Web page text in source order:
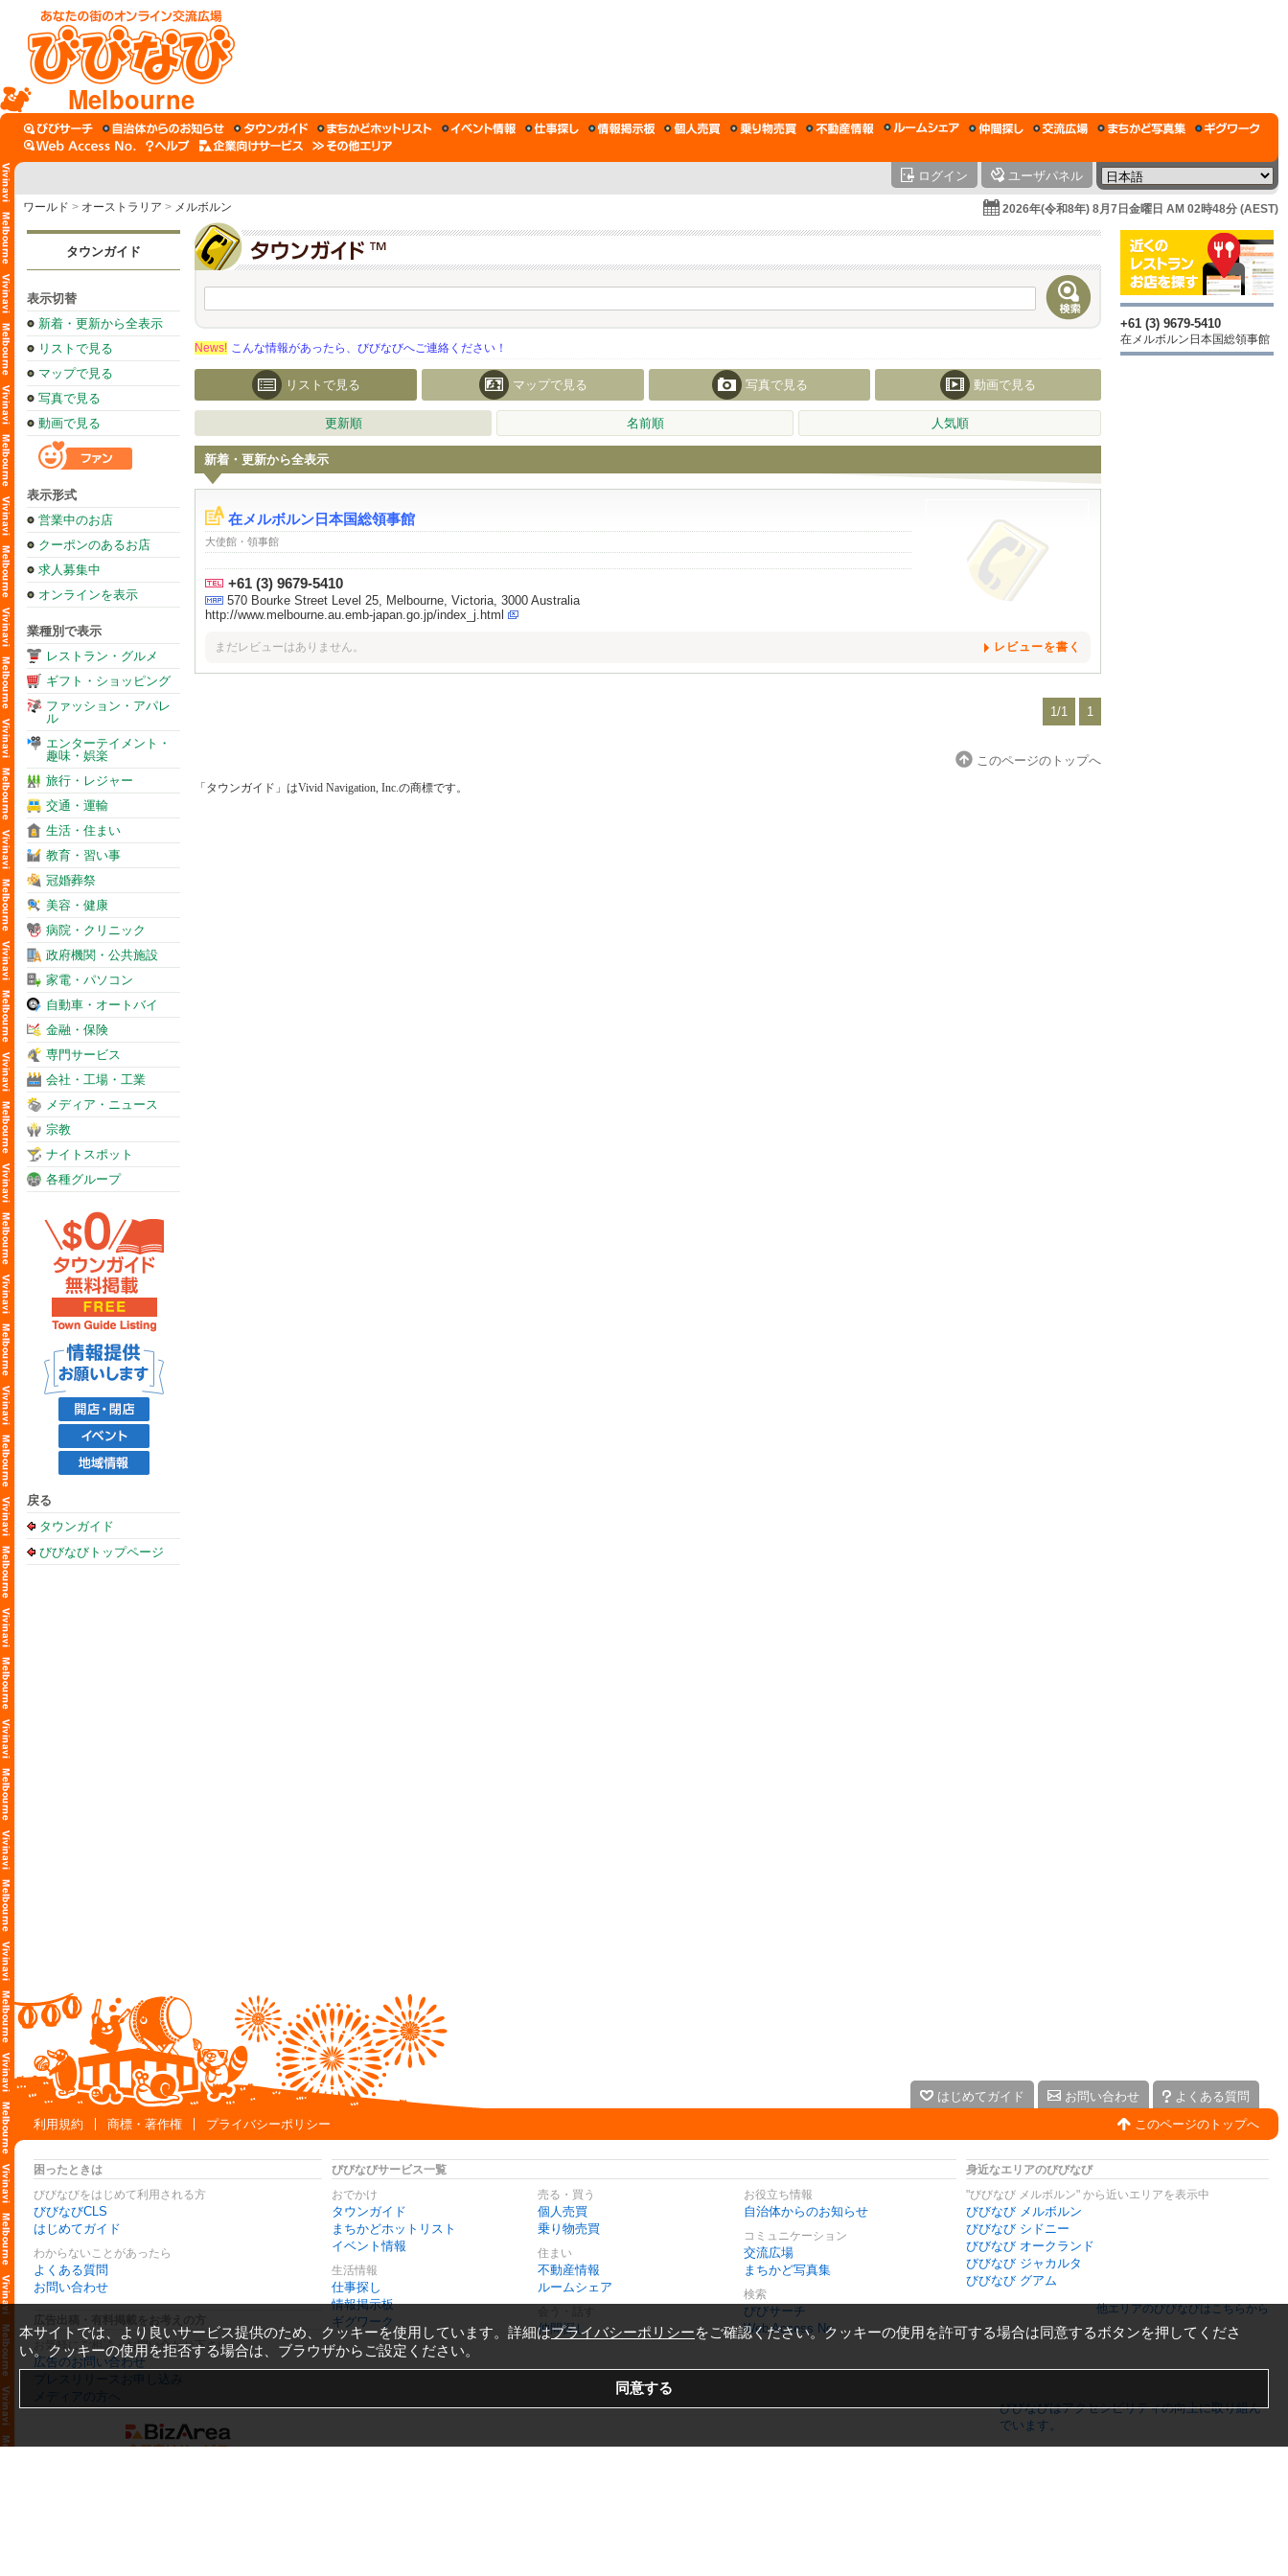
Melbourne
ログイン ユーザパネル
ワールド > オーストラリア > メルボルン 2026年(令和8年) 8月7日金曜日 AM 02時48分 (AEST)
タウンガイド
表示切替
新着・更新から全表示
リストで見る
マップで見る
写真で見る
動画で見る
表示形式
営業中のお店
クーポンのあるお店
求人募集中
オンラインを表示
業種別で表示
レストラン・グルメ
ギフト・ショッピング
ファッション・アパレ
ル
エンターテイメント・
趣味・娯楽
旅行・レジャー
交通・運輸
生活・住まい
教育・習い事
冠婚葬祭
美容・健康
病院・クリニック
政府機関・公共施設
家電・パソコン
自動車・オートバイ
金融・保険
専門サービス
会社・工場・工業
メディア・ニュース
宗教
ナイトスポット
各種グループ
戻る
タウンガイド
びびなびトップページ
News! こんな情報があったら、びびなびへご連絡ください！
リストで見る マップで見る 写真で見る 動画で見る
更新順 名前順 人気順
新着・更新から全表示
在メルボルン日本国総領事館
大使館・領事館
+61 (3) 9679-5410
570 Bourke Street Level 25, Melbourne, Victoria, 3000 Australia
http://www.melbourne.au.emb-japan.go.jp/index_j.html
まだレビューはありません。 レビューを書く
1/1 1
このページのトップへ
「タウンガイド」はVivid Navigation, Inc.の商標です。
+61 (3) 9679-5410
在メルボルン日本国総領事館
はじめてガイド お問い合わせ
よくある質問
利用規約
商標・著作権 プライバシーポリシー このページのトップへ
困ったときは
びびなびをはじめて利用される方
びびなびCLS
はじめてガイド
わからないことがあったら
よくある質問
お問い合わせ
お気軽にご相談・お問い合わせ下さい
広告のお問い合わせ
プレスリリースお申し込み
メディアの方へ
びびなびサービス一覧
おでかけ
タウンガイド
まちかどホットリスト
イベント情報
生活情報
仕事探し
情報掲示板
ギグワーク
売る・買う
個人売買
乗り物売買
住まい
不動産情報
ルームシェア
仲間探し
お役立ち情報
自治体からのお知らせ
コミュニケーション
交流広場
まちかど写真集
検索
びびサーチ
Web Access No.
身近なエリアのびびなび
"びびなび メルボルン" から近いエリアを表示中
びびなび メルボルン
びびなび シドニー
びびなび オークランド
びびなび ジャカルタ
びびなび グアム
他エリアのびびなびはこちらから
びびなびはアクセシビリティの向上に取り組ん
でいます。
本サイトでは、より良いサービス提供のため、クッキーを使用しています。詳細はプライバシーポリシーをご確認ください。クッキーの使用を許可する場合は同意するボタンを押してくださ
い。クッキーの使用を拒否する場合は、ブラウザからご設定ください。